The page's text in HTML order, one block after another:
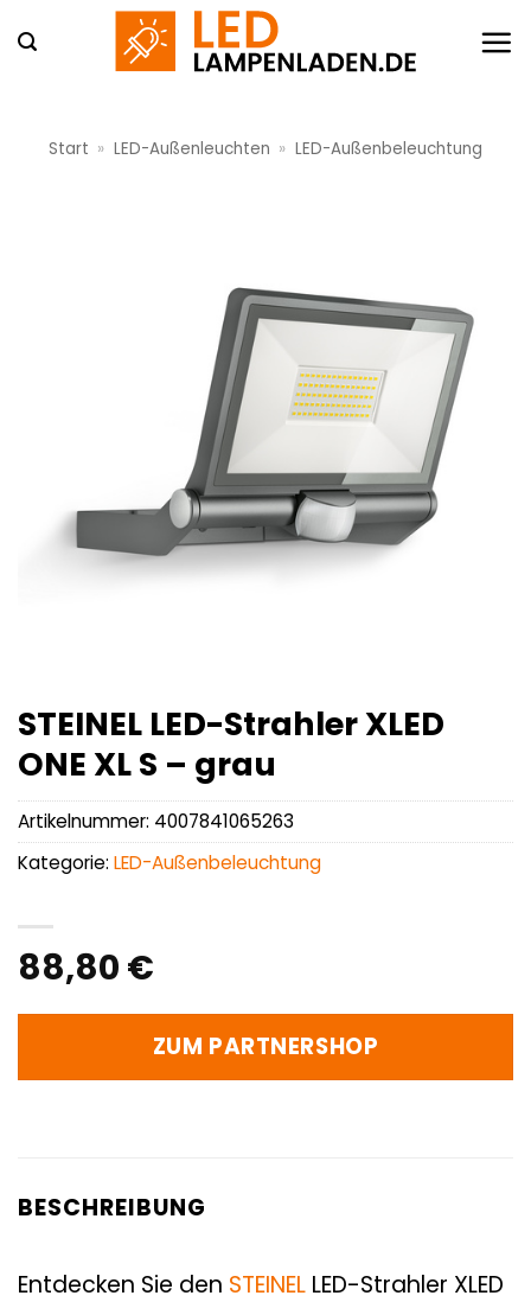
Inhalt
Start » LED-Außenleuchten » LED-Außenbeleuchtung
STEINEL LED-Strahler XLED
ONE XL S – grau
88,80 €
ZUM PARTNERSHOP
Artikelnummer: 4007841065263
Kategorie: LED-Außenbeleuchtung
BESCHREIBUNG
Entdecken Sie den STEINEL LED-Strahler XLED